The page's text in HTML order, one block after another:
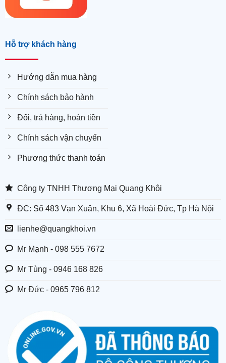
Hỗ trợ khách hàng
Hướng dẫn mua hàng
Chính sách bảo hành
Đổi, trả hàng, hoàn tiền
Chính sách vận chuyển
Phương thức thanh toán
Công ty TNHH Thương Mại Quang Khôi
ĐC: Số 483 Vạn Xuân, Khu 6, Xã Hoài Đức, Tp Hà Nội
lienhe@quangkhoi.vn
Mr Mạnh - 098 555 7672
Mr Tùng - 0946 168 826
Mr Đức - 0965 796 812